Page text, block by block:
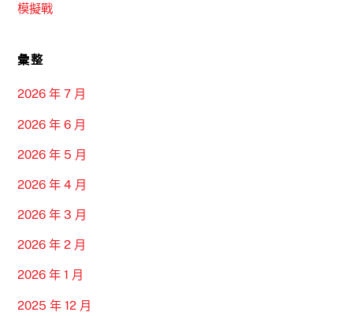
模擬戰
彙整
2026 年 7 月
2026 年 6 月
2026 年 5 月
2026 年 4 月
2026 年 3 月
2026 年 2 月
2026 年 1 月
2025 年 12 月